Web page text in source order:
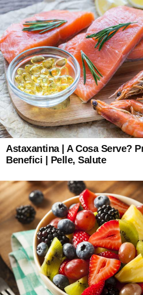
Astaxantina | A Cosa Serve?
Benefici | Pelle, Salute